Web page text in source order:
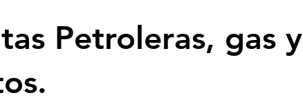
Petroleras, gas y